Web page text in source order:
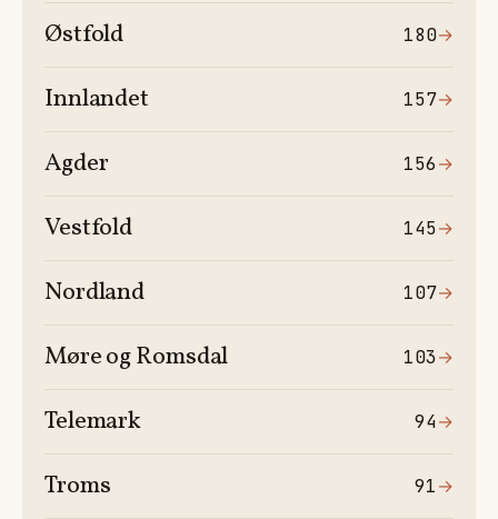
Østfold 180→
Innlandet 157→
Agder 156→
Vestfold 145→
Nordland 107→
Møre og Romsdal 103→
Telemark 94→
Troms 91→